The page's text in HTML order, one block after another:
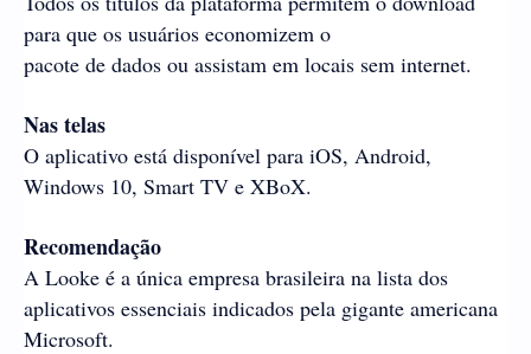
para que os usuários economizem o
pacote de dados ou assistam em locais sem internet.
Nas telas
O aplicativo está disponível para iOS, Android,
Windows 10, Smart TV e XBoX.
Recomendação
A Looke é a única empresa brasileira na lista dos
aplicativos essenciais indicados pela gigante americana
Microsoft.